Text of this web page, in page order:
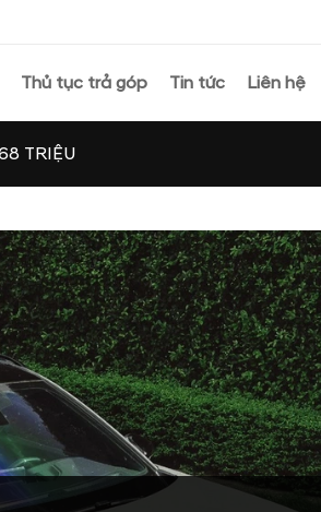
Thủ tục trả góp Tin tức Liên hệ
TRIỆU